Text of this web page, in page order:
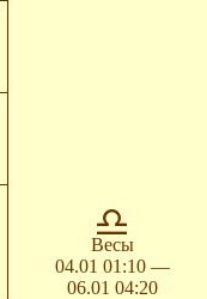
Весы
04.01 01:10 —
06.01 04:20